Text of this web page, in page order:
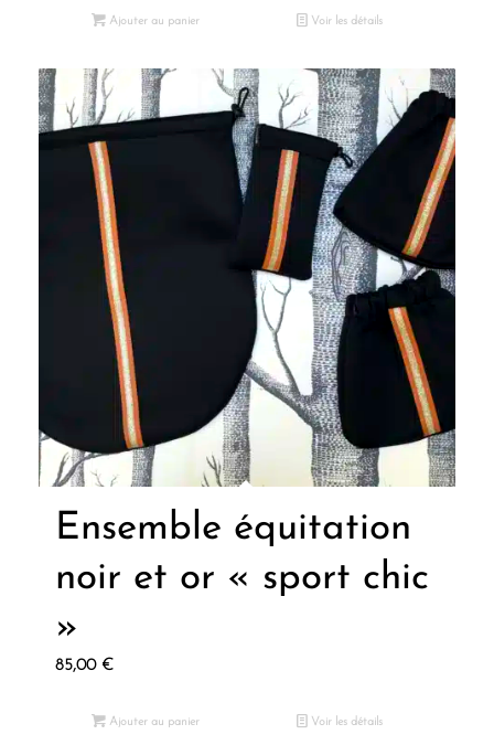
Ajouter au panier Voir les détails
Ensemble équitation
noir et or « sport chic
»
85,00 €
Ajouter au panier Voir les détails